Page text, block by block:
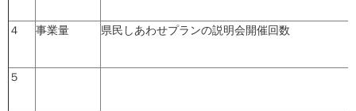
４ 事業量 県民しあわせプランの説明会開催回数
５